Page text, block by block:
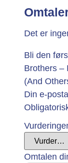
Det er
Bli den
Brothers –
(And
Din e-
Omtalen